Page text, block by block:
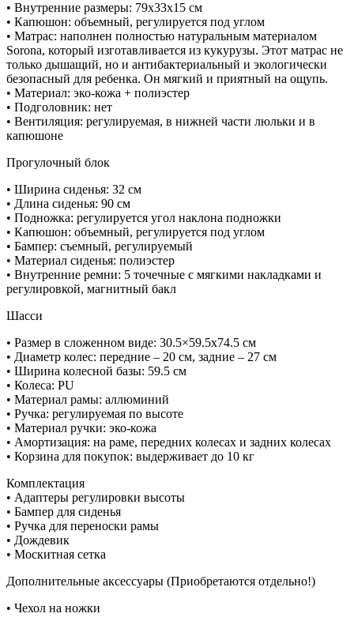
• Внутренние размеры: 79х33х15 cм
• Капюшон: объемный, регулируется под углом
• Матрас: наполнен полностью натуральным материалом
Sorona, который изготавливается из кукурузы. Этот матрас не
только дышащий, но и антибактериальный и экологически
безопасный для ребенка. Он мягкий и приятный на ощупь.
• Материал: эко-кожа + полиэстер
• Подголовник: нет
• Вентиляция: регулируемая, в нижней части люльки и в
капюшоне
Прогулочный блок
• Ширина сиденья: 32 cм
• Длина сиденья: 90 cм
• Подножка: регулируется угол наклона подножки
• Капюшон: объемный, регулируется под углом
• Бампер: съемный, регулируемый
• Материал сиденья: полиэстер
• Внутренние ремни: 5 точечные с мягкими накладками и
регулировкой, магнитный бакл
Шасси
• Размер в сложенном виде: 30.5×59.5х74.5 cм
• Диаметр колес: передние – 20 cм, задние – 27 cм
• Ширина колесной базы: 59.5 cм
• Колеса: PU
• Материал рамы: аллюминий
• Ручка: регулируемая по высоте
• Материал ручки: эко-кожа
• Амортизация: на раме, передних колесах и задних колесах
• Корзина для покупок: выдерживает до 10 кг
Комплектация
• Адаптеры регулировки высоты
• Бампер для сиденья
• Ручка для переноски рамы
• Дождевик
• Москитная сетка
Дополнительные аксессуары (Приобретаются отдельно!)
• Чехол на ножки